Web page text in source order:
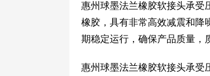
惠州球墨法兰橡胶软接头承受
橡胶，具有非常高效减震和降
期稳定运行，确保产品质量，
惠州球墨法兰橡胶软接头承受